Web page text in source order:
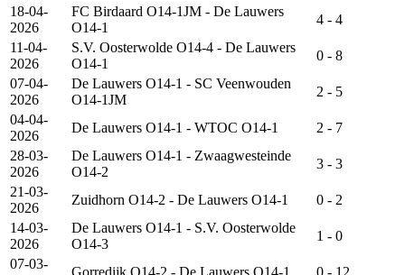
18-04-
2026
FC Birdaard O14-1JM - De Lauwers
O14-1
4 - 4
11-04-
2026
S.V. Oosterwolde O14-4 - De Lauwers
O14-1
0 - 8
07-04-
2026
De Lauwers O14-1 - SC Veenwouden
O14-1JM
2 - 5
04-04-
2026
De Lauwers O14-1 - WTOC O14-1
2 - 7
28-03-
2026
De Lauwers O14-1 - Zwaagwesteinde
O14-2
3 - 3
21-03-
2026
Zuidhorn O14-2 - De Lauwers O14-1
0 - 2
14-03-
2026
De Lauwers O14-1 - S.V. Oosterwolde
O14-3
1 - 0
07-03-
Gorredijk O14-2 - De Lauwers O14-1 0 - 12